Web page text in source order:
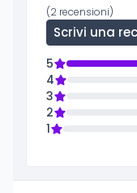
(2 recensioni)
Scrivi una
5
4
3
2
1